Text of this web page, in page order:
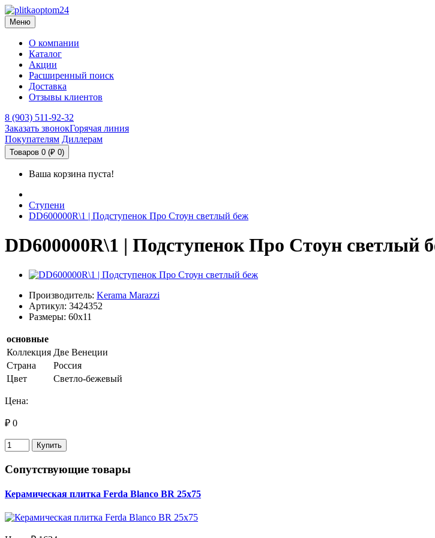
Меню
О компании
Каталог
Акции
Расширенный поиск
Доставка
Отзывы клиентов
8 (903) 511-92-32
Заказать звонокГорячая линия
Покупателям Диллерам
Товаров 0 (₽ 0)
Ваша корзина пуста!
Ступени
DD600000R\1 | Подступенок Про Стоун светлый беж
DD600000R\1 | Подступенок Про Стоун светлый
Производитель: Kerama Marazzi
Артикул: 3424352
Размеры: 60x11
основные
Коллекция Две Венеции
Страна
Россия
Цвет
Светло-бежевый
Цена:
₽ 0
Купить
Сопутствующие товары
Керамическая плитка Ferda Blanco BR 25х75